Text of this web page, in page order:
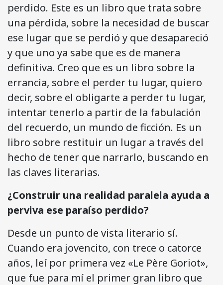
perdido. Este es un libro que trata sobre
una pérdida, sobre la necesidad de buscar
ese lugar que se perdió y que desapareció
y que uno ya sabe que es de manera
definitiva. Creo que es un libro sobre la
errancia, sobre el perder tu lugar, quiero
decir, sobre el obligarte a perder tu lugar,
intentar tenerlo a partir de la fabulación
del recuerdo, un mundo de ficción. Es un
libro sobre restituir un lugar a través del
hecho de tener que narrarlo, buscando en
las claves literarias.
¿Construir una realidad paralela ayuda a
perviva ese paraíso perdido?
Desde un punto de vista literario sí.
Cuando era jovencito, con trece o catorce
años, leí por primera vez «Le Père Goriot»,
que fue para mí el primer gran libro que